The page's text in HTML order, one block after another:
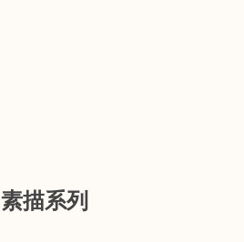
素描系列